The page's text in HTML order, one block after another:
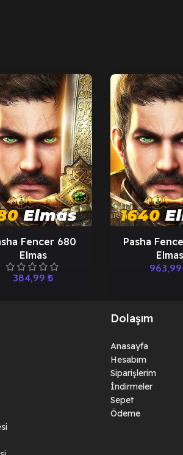
Fencer 680
Elmas
384,99 ₺
Pasha
Elmas
963,99
Dolaşım
Anasayfa
Hesabım
Siparişlerim
İndirmeler
Sepet
Ödeme